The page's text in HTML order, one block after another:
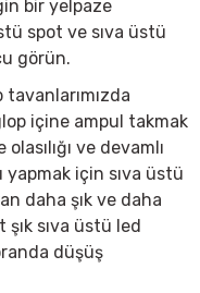
bir yelpaze
spot ve sıva üstü
görün.
içine ampul takmak
ve devamlı
için sıva üstü
daha şık ve daha
sıva üstü led
düşüş